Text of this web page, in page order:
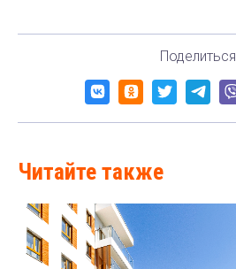
Поделиться
Читайте также